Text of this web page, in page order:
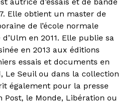
Elle obtient un master de
de l’école normale
en 2011. Elle publie sa
en 2013 aux éditions
essais et documents en
Le Seuil ou dans la collection
également pour la presse
Post, le Monde, Libération ou